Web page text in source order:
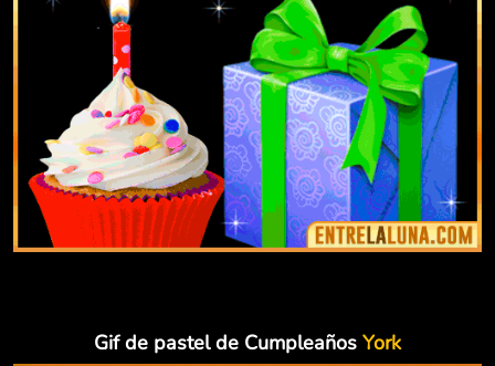
Gif de pastel de Cumpleaños York